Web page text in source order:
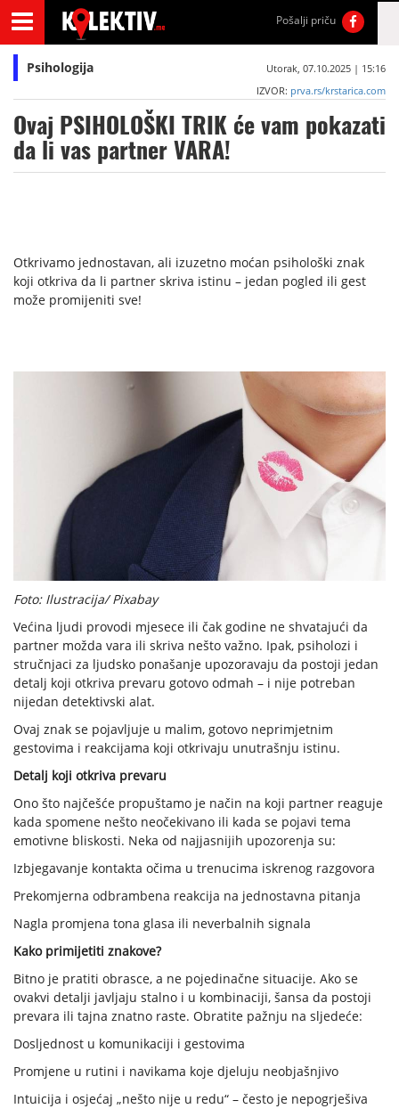
Pošalji priču
Psihologija
Utorak, 07.10.2025 | 15:16
IZVOR: prva.rs/krstarica.com
Ovaj PSIHOLOŠKI TRIK će vam pokazati
da li vas partner VARA!
Otkrivamo jednostavan, ali izuzetno moćan psihološki znak
koji otkriva da li partner skriva istinu – jedan pogled ili gest
može promijeniti sve!
Foto: Ilustracija/ Pixabay
Većina ljudi provodi mjesece ili čak godine ne shvatajući da
partner možda vara ili skriva nešto važno. Ipak, psiholozi i
stručnjaci za ljudsko ponašanje upozoravaju da postoji jedan
detalj koji otkriva prevaru gotovo odmah – i nije potreban
nijedan detektivski alat.
Ovaj znak se pojavljuje u malim, gotovo neprimjetnim
gestovima i reakcijama koji otkrivaju unutrašnju istinu.
Detalj koji otkriva prevaru
Ono što najčešće propuštamo je način na koji partner reaguje
kada spomene nešto neočekivano ili kada se pojavi tema
emotivne bliskosti. Neka od najjasnijih upozorenja su:
Izbjegavanje kontakta očima u trenucima iskrenog razgovora
Prekomjerna odbrambena reakcija na jednostavna pitanja
Nagla promjena tona glasa ili neverbalnih signala
Kako primijetiti znakove?
Bitno je pratiti obrasce, a ne pojedinačne situacije. Ako se
ovakvi detalji javljaju stalno i u kombinaciji, šansa da postoji
prevara ili tajna znatno raste. Obratite pažnju na sljedeće:
Dosljednost u komunikaciji i gestovima
Promjene u rutini i navikama koje djeluju neobjašnjivo
Intuicija i osjećaj „nešto nije u redu“ – često je nepogrješiva